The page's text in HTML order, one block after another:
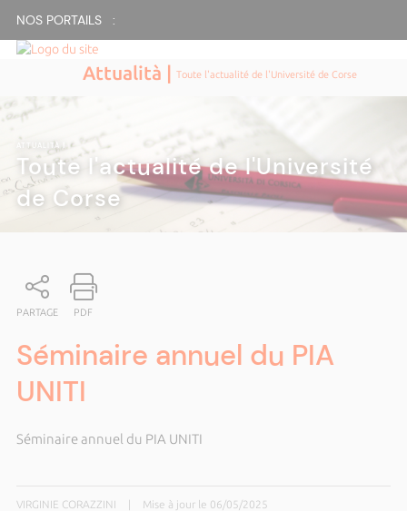
NOS PORTAILS :
Attualità |Toute l'actualité de l'Université de Corse
ATTUALITÀ|
Toute l'actualité de l'Université
de Corse
PARTAGE PDF
Séminaire annuel du PIA
UNITI
Séminaire annuel du PIA UNITI
VIRGINIE CORAZZINI Mise à jour le 06/05/2025